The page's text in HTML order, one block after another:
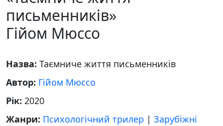
письменників»
Гійом Мюссо
Назва: Таємниче життя письменників
Автор: Гійом Мюссо
Рік: 2020
Жанри: Психологічний трилер | Зарубіжні